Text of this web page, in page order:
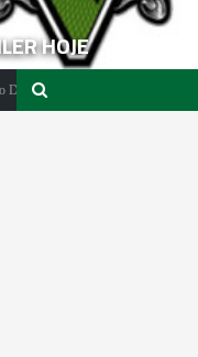
HOJE
The Last of Us Limited